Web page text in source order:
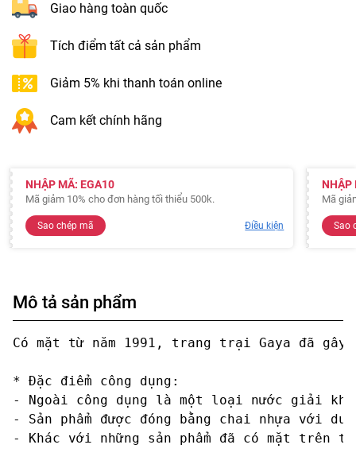
Giao hàng toàn quốc
Tích điểm tất cả sản phẩm
Giảm 5% khi thanh toán online
Cam kết chính hãng
NHẬP MÃ: EGA10
Mã giảm 10% cho đơn hàng tối thiểu 500k.
Sao chép mã Điều kiện
NHẬP
Mã
Sao
Mô tả sản phẩm
Có mặt từ năm 1991, trang trại Gaya đã
* Đặc điểm công dụng:
- Ngoài công dụng là một loại nước giải
- Sản phẩm được đóng bằng chai nhựa với
- Khác với những sản phẩm đã có mặt trên